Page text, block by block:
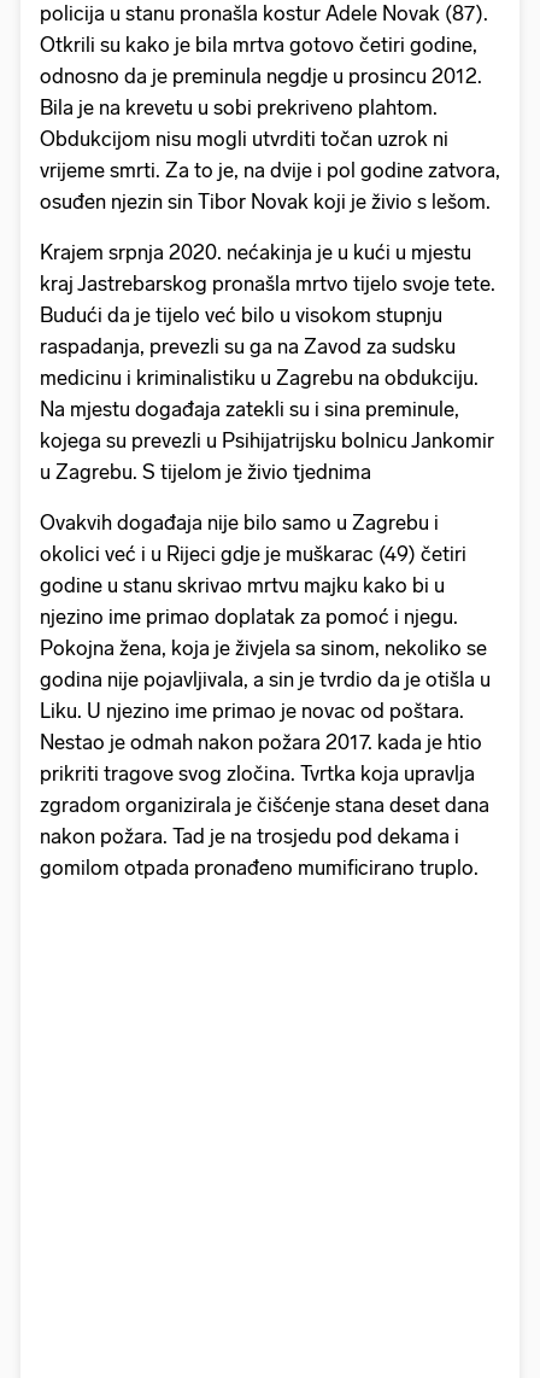
policija u stanu pronašla kostur Adele Novak (87).
Otkrili su kako je bila mrtva gotovo četiri godine,
odnosno da je preminula negdje u prosincu 2012.
Bila je na krevetu u sobi prekriveno plahtom.
Obdukcijom nisu mogli utvrditi točan uzrok ni
vrijeme smrti. Za to je, na dvije i pol godine zatvora,
osuđen njezin sin Tibor Novak koji je živio s lešom.
Krajem srpnja 2020. nećakinja je u kući u mjestu
kraj Jastrebarskog pronašla mrtvo tijelo svoje tete.
Budući da je tijelo već bilo u visokom stupnju
raspadanja, prevezli su ga na Zavod za sudsku
medicinu i kriminalistiku u Zagrebu na obdukciju.
Na mjestu događaja zatekli su i sina preminule,
kojega su prevezli u Psihijatrijsku bolnicu Jankomir
u Zagrebu. S tijelom je živio tjednima
Ovakvih događaja nije bilo samo u Zagrebu i
okolici već i u Rijeci gdje je muškarac (49) četiri
godine u stanu skrivao mrtvu majku kako bi u
njezino ime primao doplatak za pomoć i njegu.
Pokojna žena, koja je živjela sa sinom, nekoliko se
godina nije pojavljivala, a sin je tvrdio da je otišla u
Liku. U njezino ime primao je novac od poštara.
Nestao je odmah nakon požara 2017. kada je htio
prikriti tragove svog zločina. Tvrtka koja upravlja
zgradom organizirala je čišćenje stana deset dana
nakon požara. Tad je na trosjedu pod dekama i
gomilom otpada pronađeno mumificirano truplo.